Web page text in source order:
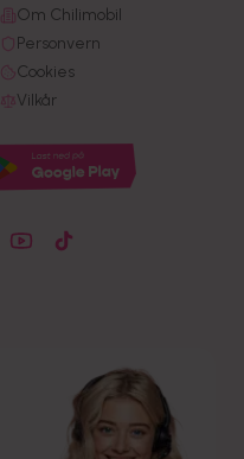
Om Chilimobil
Personvern
Cookies
Vilkår